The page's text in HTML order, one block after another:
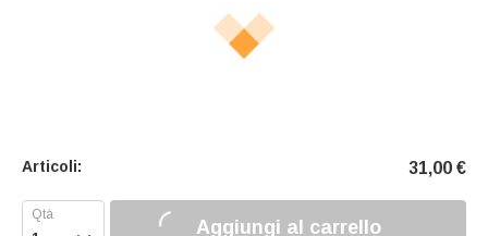
Articoli: 31,00 €
Aggiungi al carrello